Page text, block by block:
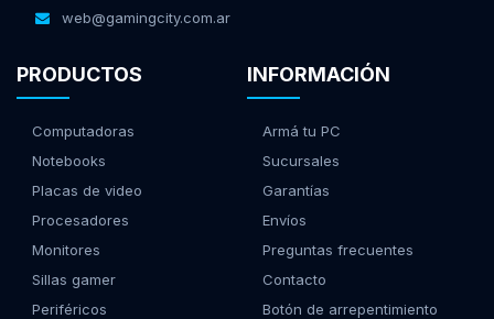
web@gamingcity.com.ar
PRODUCTOS
Computadoras
Notebooks
Placas de video
Procesadores
Monitores
Sillas gamer
Periféricos
INFORMACIÓN
Armá tu PC
Sucursales
Garantías
Envíos
Preguntas frecuentes
Contacto
Botón de arrepentimiento